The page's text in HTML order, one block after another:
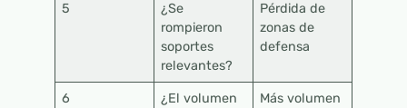
5
¿Se
rompieron
soportes
relevantes?
Pérdida de
zonas de
defensa
6
¿El volumen
Más volumen